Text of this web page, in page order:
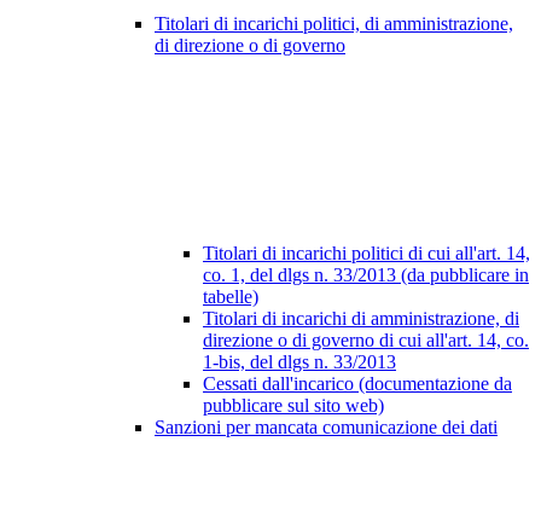
Titolari di incarichi politici, di amministrazione,
di direzione o di governo
Titolari di incarichi politici di cui all'art. 14,
co. 1, del dlgs n. 33/2013 (da pubblicare in
tabelle)
Titolari di incarichi di amministrazione, di
direzione o di governo di cui all'art. 14, co.
1-bis, del dlgs n. 33/2013
Cessati dall'incarico (documentazione da
pubblicare sul sito web)
Sanzioni per mancata comunicazione dei dati